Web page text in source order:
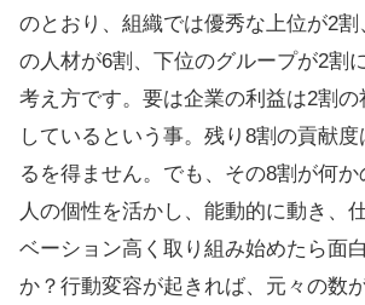
のとおり、組織では優秀な上位が2
の人材が6割、下位のグループが2割
考え方です。要は企業の利益は2割の
しているという事。残り8割の貢献
るを得ません。でも、その8割が何
人の個性を活かし、能動的に動き、
ベーション高く取り組み始めたら面
か？行動変容が起きれば、元々の数